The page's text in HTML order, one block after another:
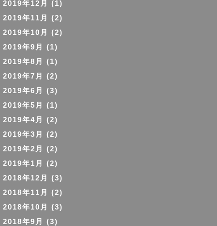
2019年12月
(1)
2019年11月
(2)
2019年10月
(2)
2019年9月
(1)
2019年8月
(1)
2019年7月
(2)
2019年6月
(3)
2019年5月
(1)
2019年4月
(2)
2019年3月
(2)
2019年2月
(2)
2019年1月
(2)
2018年12月
(3)
2018年11月
(2)
2018年10月
(3)
2018年9月
(3)